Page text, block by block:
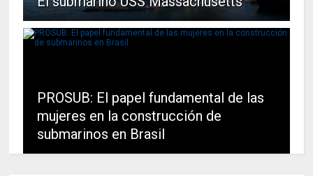
PROSUB: El papel fundamental de las
mujeres en la construcción de
submarinos en Brasil